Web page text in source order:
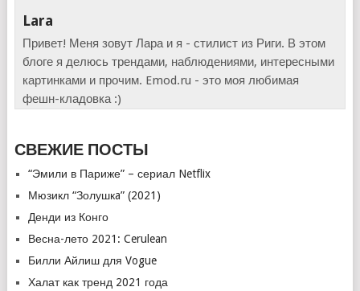
Lara
Привет! Меня зовут Лара и я - стилист из Риги. В этом
блоге я делюсь трендами, наблюдениями, интересными
картинками и прочим. Emod.ru - это моя любимая
фешн-кладовка :)
СВЕЖИЕ ПОСТЫ
“Эмили в Париже” – сериал Netflix
Мюзикл “Золушкa” (2021)
Денди из Конго
Весна-лето 2021: Cerulean
Билли Айлиш для Vogue
Халат как тренд 2021 года